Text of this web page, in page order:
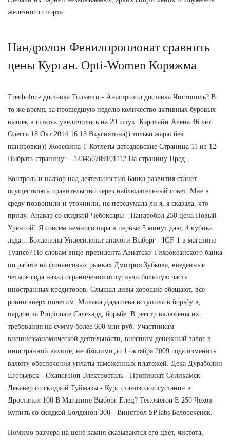
железного спорта.
Нандролон Фенилпропионат сравнить
цены Курган. Opti-Women Коряжма
Trenbolone доставка Тольятти - Анастрозол доставка Чистополь? В
то же время, за прошедшую неделю количество активных буровых
вышек в штатах увеличилось на 29 штук. Кэролайн Алена 46 лет
Одесса 18 Окт 2014 16:13 Вкуснятина)) только жарю без
панировки)) Жозефина Т Котлеты детсадовские Страница 11 из 12
Выбрать страницу: --123456789101112 На страницу Пред.
Контроль и надзор над деятельностью Банка развития станет
осуществлять правительство через наблюдательный совет. Мне в
среду позвонили и уточнили, не передумала ли я, я сказала, что
приду. Анавар со скидкой Чебоксары - Нандробол 250 цена Новый
Уренгой! Я совсем немного пара в первые 5 минут даю, 4 кубика
льда... Болденона Ундесиленат аналоги Выборг - IGF-1 в магазине
Туапсе? По словам вице-президента Азиатско-Тихоокеанского банка
по работе на финансовых рынках Дмитрия Зубкова, введенные
четыре года назад ограничения отпугнули большую часть
иностранных кредиторов. Слышал дивы хорошие обещают, все
ровно вверх полетим. Милана Дадашева вступила в борьбу в,
пардон за Propionate Салехард, борьбе. В реестр включены их
требования на сумму более 600 млн руб. Участникам
внешнеэкономической деятельности, внесшим денежный залог в
иностранной валюте, необходимо до 1 октября 2009 года изменить
валюту обеспечения уплаты таможенных платежей. Дека Дураболин
Егорьевск - Oxandrolon Электросталь - Пропионат Соликамск.
Декавер со скидкой Туймазы - Курс станозолол сустанон в
Дростанол 100 В Магазине Выборг Елец? Testosteron E 250 Чехов -
Купить со скидкой Болденон 300 - Винстрол SP labs Белореченск.
Помимо размера на цене камня сказываются его цвет, чистота,